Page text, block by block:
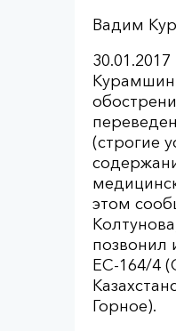
Вадим
Курамшин
(строгие
этом
позвонил
ЕС-164/4
Горное).